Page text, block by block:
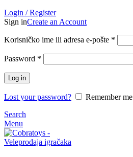
Login / Register
Sign inCreate an Account
Korisničko ime ili adresa e-pošte *
Password *
Log in
Lost your password?
Remember me
Search
Menu